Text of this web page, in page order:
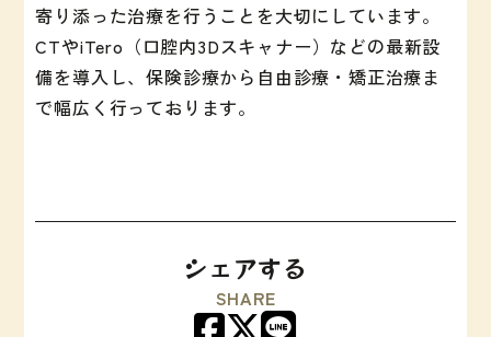
寄り添った治療を行うことを大切にしています。
CTやiTero（口腔内3Dスキャナー）などの最新設
備を導入し、保険診療から自由診療・矯正治療ま
で幅広く行っております。
シェアする
SHARE